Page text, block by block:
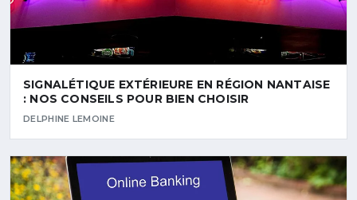
SIGNALÉTIQUE EXTÉRIEURE EN RÉGION NANTAISE
: NOS CONSEILS POUR BIEN CHOISIR
DELPHINE LEMOINE